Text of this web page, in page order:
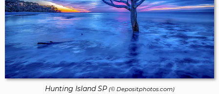
Hunting Island SP(© Depositphotos.com)